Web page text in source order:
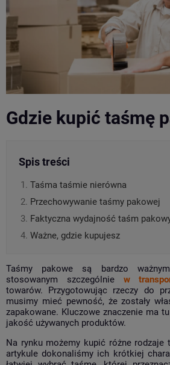
Gdzie kupić taśmę
Spis treści
Taśma taśmie nierówna
Przechowywanie taśmy pakowej
Faktyczna wydajność taśm
Ważne, gdzie kupujesz
Taśmy pakowe są bardzo
stosowanym szczególnie w
towarów. Przygotowując rzeczy do
musimy mieć pewność, że zostały
zapakowane. Kluczowe znaczenie ma
jakość używanych produktów.
Na rynku możemy kupić różne rodzaje
artykule dokonaliśmy ich krótkiej